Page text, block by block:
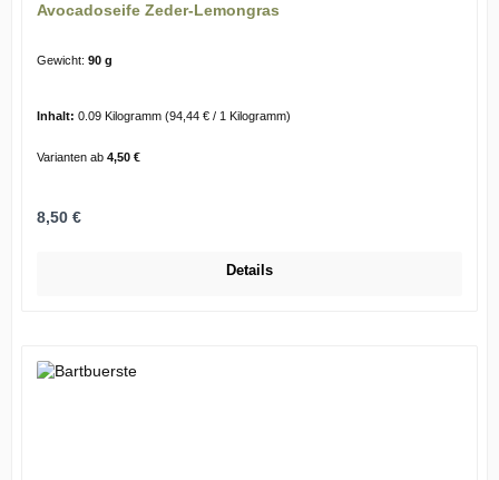
Avocadoseife Zeder-Lemongras
Gewicht: 90 g
Inhalt: 0.09 Kilogramm (94,44 € / 1 Kilogramm)
Varianten ab4,50 €
Regulärer Preis:
8,50 €
Details